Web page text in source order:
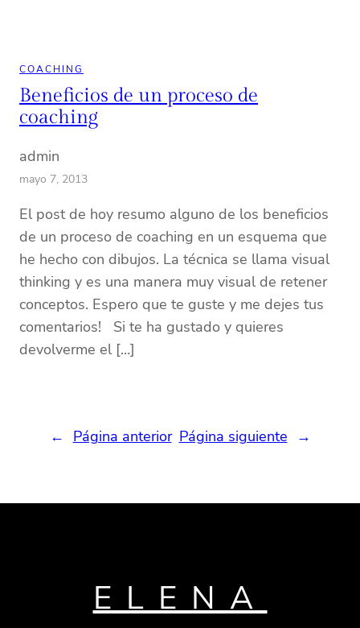
COACHING
Beneficios de un proceso de
coaching
admin
mayo 7, 2013
El post de hoy resumo alguno de los beneficios
de un proceso de coaching en un esquema que
he hecho con dibujos. La técnica se llama visual
thinking y es una manera muy visual de retener
conceptos. Espero que te guste y me dejes tus
comentarios! Si te ha gustado y quieres
devolverme el […]
← Página anterior Página siguiente →
ELENA